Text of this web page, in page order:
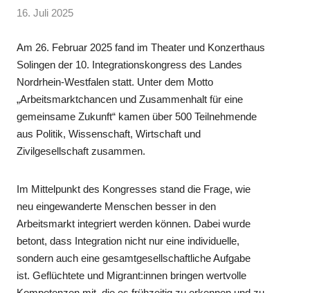
16. Juli 2025
Am 26. Februar 2025 fand im Theater und Konzerthaus
Solingen der 10. Integrationskongress des Landes
Nordrhein-Westfalen statt. Unter dem Motto
„Arbeitsmarktchancen und Zusammenhalt für eine
gemeinsame Zukunft“ kamen über 500 Teilnehmende
aus Politik, Wissenschaft, Wirtschaft und
Zivilgesellschaft zusammen.
Im Mittelpunkt des Kongresses stand die Frage, wie
neu eingewanderte Menschen besser in den
Arbeitsmarkt integriert werden können. Dabei wurde
betont, dass Integration nicht nur eine individuelle,
sondern auch eine gesamtgesellschaftliche Aufgabe
ist. Geflüchtete und Migrant:innen bringen wertvolle